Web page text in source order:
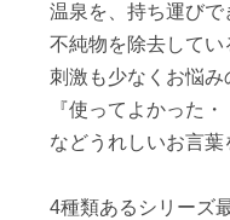
温泉を、持ち運びで
不純物を除去してい
刺激も少なくお悩み
『使ってよかった
などうれしいお言葉
4種類あるシリーズ